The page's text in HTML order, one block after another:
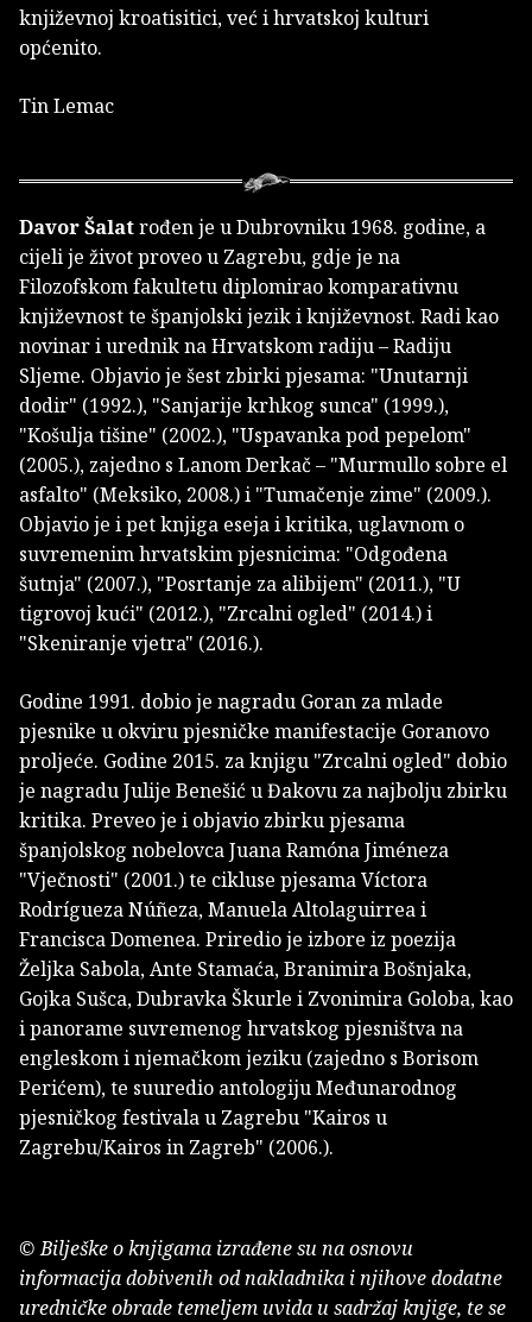
književnoj kroatisitici, već i hrvatskoj kulturi
općenito.
Tin Lemac
Davor Šalatrođen je u Dubrovniku 1968. godine, a
cijeli je život proveo u Zagrebu, gdje je na
Filozofskom fakultetu diplomirao komparativnu
književnost te španjolski jezik i književnost. Radi kao
novinar i urednik na Hrvatskom radiju – Radiju
Sljeme. Objavio je šest zbirki pjesama: "Unutarnji
dodir" (1992.), "Sanjarije krhkog sunca" (1999.),
"Košulja tišine" (2002.), "Uspavanka pod pepelom"
(2005.), zajedno s Lanom Derkač – "Murmullo sobre el
asfalto" (Meksiko, 2008.) i "Tumačenje zime" (2009.).
Objavio je i pet knjiga eseja i kritika, uglavnom o
suvremenim hrvatskim pjesnicima: "Odgođena
šutnja" (2007.), "Posrtanje za alibijem" (2011.), "U
tigrovoj kući" (2012.), "Zrcalni ogled" (2014.) i
"Skeniranje vjetra" (2016.).
Godine 1991. dobio je nagradu Goran za mlade
pjesnike u okviru pjesničke manifestacije Goranovo
proljeće. Godine 2015. za knjigu "Zrcalni ogled" dobio
je nagradu Julije Benešić u Đakovu za najbolju zbirku
kritika. Preveo je i objavio zbirku pjesama
španjolskog nobelovca Juana Ramóna Jiméneza
"Vječnosti" (2001.) te cikluse pjesama Víctora
Rodrígueza Núñeza, Manuela Altolaguirrea i
Francisca Domenea. Priredio je izbore iz poezija
Željka Sabola, Ante Stamaća, Branimira Bošnjaka,
Gojka Sušca, Dubravka Škurle i Zvonimira Goloba, kao
i panorame suvremenog hrvatskog pjesništva na
engleskom i njemačkom jeziku (zajedno s Borisom
Perićem), te suuredio antologiju Međunarodnog
pjesničkog festivala u Zagrebu "Kairos u
Zagrebu/Kairos in Zagreb" (2006.).
© Bilješke o knjigama izrađene su na osnovu
informacija dobivenih od nakladnika i njihove dodatne
uredničke obrade temeljem uvida u sadržaj knjige, te se